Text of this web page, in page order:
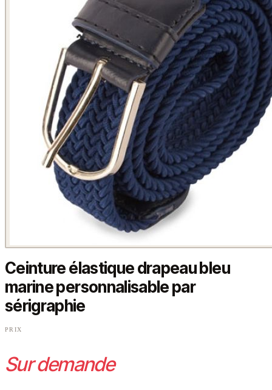
Ceinture élastique drapeau bleu
marine personnalisable par
sérigraphie
PRIX
Sur demande